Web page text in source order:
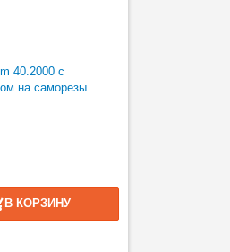
40.2000 с
на саморезы
В КОРЗИНУ